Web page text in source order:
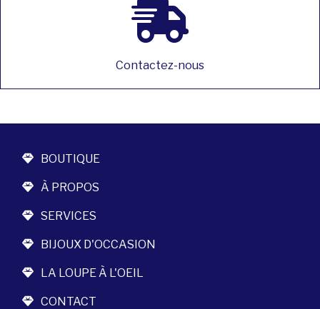
Contactez-nous
BOUTIQUE
À PROPOS
SERVICES
BIJOUX D'OCCASION
LA LOUPE À L'OEIL
CONTACT